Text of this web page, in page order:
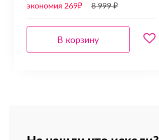
экономия 269₽ 8 999 ₽
В корзину